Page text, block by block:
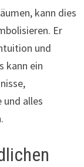
kann dies
Er
und
kann ein
und alles